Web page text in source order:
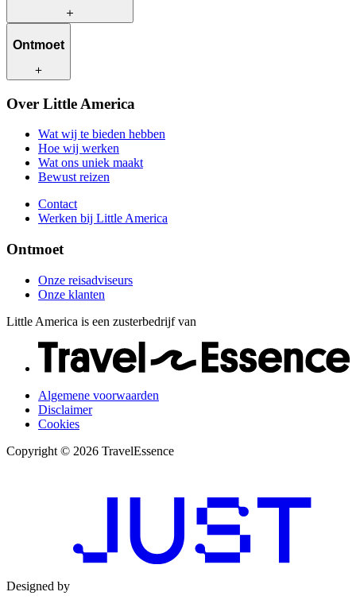
Wat wij te bieden hebben
Wat ons uniek maakt
Contact
Werken bij Little America
Ontmoet
Onze reisadviseurs
Over Little America
Wat wij te bieden hebben
Hoe wij werken
Wat ons uniek maakt
Bewust reizen
Contact
Werken bij Little America
Ontmoet
Onze reisadviseurs
Onze klanten
Little America is een zusterbedrijf van
Algemene voorwaarden
Disclaimer
Cookies
Copyright © 2026 TravelEssence
Designed by